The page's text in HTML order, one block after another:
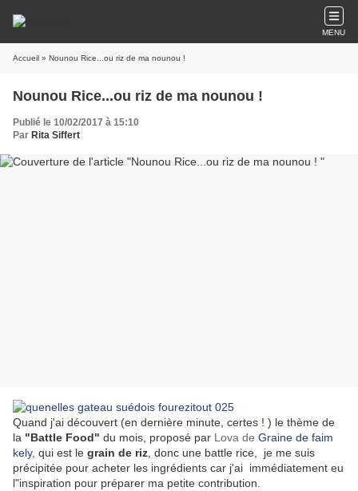
MENU
Accueil » Nounou Rice...ou riz de ma nounou !
Nounou Rice...ou riz de ma nounou !
Publié le 10/02/2017 à 15:10
Par Rita Siffert
Quand j'ai découvert (en dernière minute, certes ! ) le thème de
la "Battle Food" du mois, proposé par Lova de Graine de faim
kely, qui est le grain de riz , donc une battle rice, je me suis
précipitée pour acheter les ingrédients car j'ai immédiatement eu
l"inspiration pour préparer ma petite contribution.